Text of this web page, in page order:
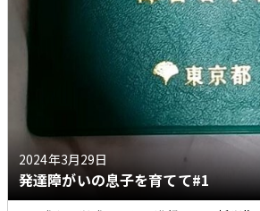
2024年3月29日
発達障がいの息子を育てて#1